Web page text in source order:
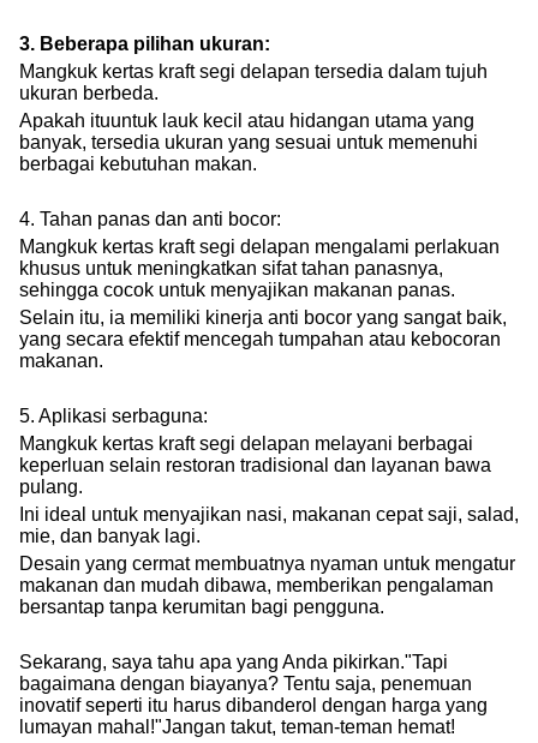
3. Beberapa pilihan ukuran:
Mangkuk kertas kraft segi delapan tersedia dalam tujuh
ukuran berbeda.
Apakah ituuntuk lauk kecil atau hidangan utama yang
banyak, tersedia ukuran yang sesuai untuk memenuhi
berbagai kebutuhan makan.
4. Tahan panas dan anti bocor:
Mangkuk kertas kraft segi delapan mengalami perlakuan
khusus untuk meningkatkan sifat tahan panasnya,
sehingga cocok untuk menyajikan makanan panas.
Selain itu, ia memiliki kinerja anti bocor yang sangat baik,
yang secara efektif mencegah tumpahan atau kebocoran
makanan.
5. Aplikasi serbaguna:
Mangkuk kertas kraft segi delapan melayani berbagai
keperluan selain restoran tradisional dan layanan bawa
pulang.
Ini ideal untuk menyajikan nasi, makanan cepat saji, salad,
mie, dan banyak lagi.
Desain yang cermat membuatnya nyaman untuk mengatur
makanan dan mudah dibawa, memberikan pengalaman
bersantap tanpa kerumitan bagi pengguna.
Sekarang, saya tahu apa yang Anda pikirkan."Tapi
bagaimana dengan biayanya? Tentu saja, penemuan
inovatif seperti itu harus dibanderol dengan harga yang
lumayan mahal!"Jangan takut, teman-teman hemat!